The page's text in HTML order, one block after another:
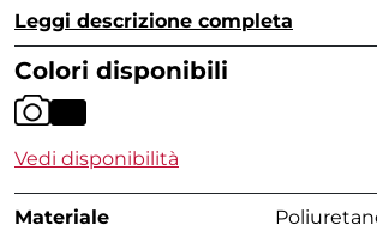
Leggi descrizione completa
Colori disponibili
Vedi disponibilità
Materiale